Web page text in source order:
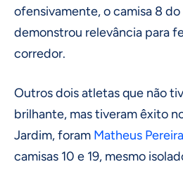
ofensivamente, o camisa 8
demonstrou relevância para
corredor.
Outros dois atletas que não
brilhante, mas tiveram êxito
Jardim, foram Matheus Pereira
camisas 10 e 19, mesmo